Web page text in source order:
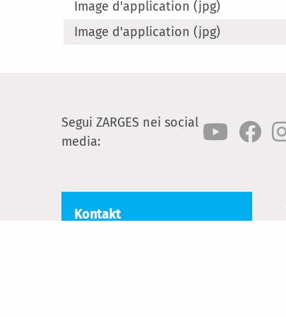
Image d'application (jpg)
Image d'application (jpg)
Segui ZARGES nei social
media:
Kontakt